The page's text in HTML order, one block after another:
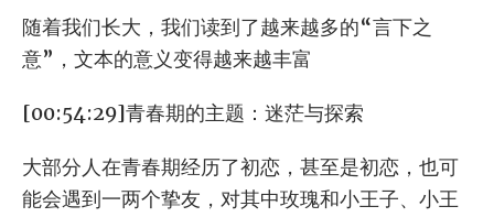
随着我们长大，我们读到了越来越多的“言下之
意”，文本的意义变得越来越丰富
[00:54:29]青春期的主题：迷茫与探索
大部分人在青春期经历了初恋，甚至是初恋，也可
能会遇到一两个挚友，对其中玫瑰和小王子、小王